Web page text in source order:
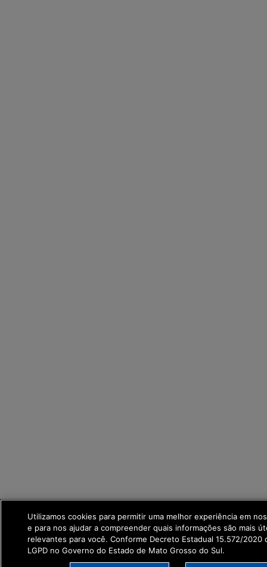
Utilizamos cookies para permitir uma melhor experiência em
e para nos ajudar a compreender quais informações são mais
relevantes para você. Conforme Decreto Estadual 15.572/2020
LGPD no Governo do Estado de Mato Grosso do Sul.